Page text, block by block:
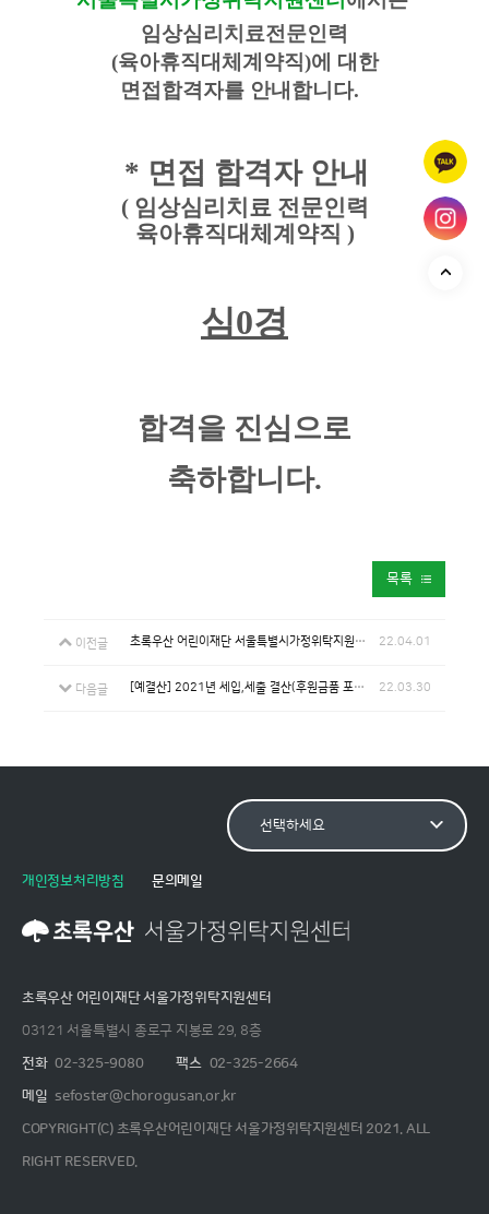
임상심리치료전문인력
(육아휴직대체계약직)에 대한
면접합격자를 안내합니다.
* 면접 합격자 안내
( 임상심리치료 전문인력
육아휴직대체계약직 )
심0경
합격을 진심으로
축하합니다.
목록
이전글 초록우산 어린이재단 서울특별시가정위탁지원센터 상담원 육아휴직대체계약직 서류전형 합격자 안내 22.04.01
다음글 [예결산] 2021년 세입,세출 결산(후원금품 포함) 및 사용결과보고서 2021년 3차 추경예산 공고 22.03.30
개인정보처리방침 문의메일
초록우산 어린이재단 서울가정위탁지원센터
03121 서울특별시 종로구 지봉로 29, 8층
전화 02-325-9080 팩스 02-325-2664
메일 sefoster@chorogusan.or.kr
COPYRIGHT(C) 초록우산어린이재단 서울가정위탁지원센터 2021. ALL
RIGHT RESERVED.